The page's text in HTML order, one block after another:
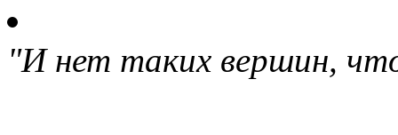
"И нет таких вершин,